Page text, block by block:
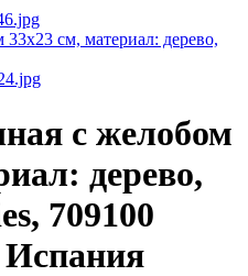
с желобом
дерево,
709100
Испания